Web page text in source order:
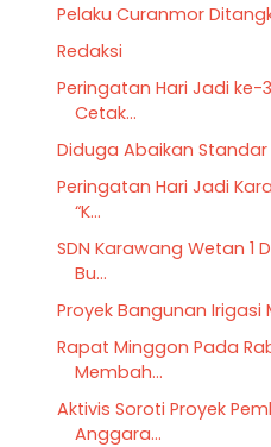
Pelaku Curanmor
Redaksi
Peringatan Hari Jadi ke-
Cetak...
Diduga Abaikan Standar
Peringatan Hari Jadi
“K...
SDN Karawang Wetan 1
Bu...
Proyek Bangunan Irigasi
Rapat Minggon Pada
Membah...
Aktivis Soroti Proyek
Anggara...